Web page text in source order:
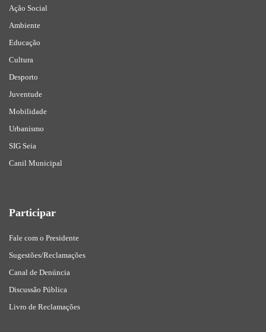
Ação Social
Ambiente
Educação
Cultura
Desporto
Juventude
Mobilidade
Urbanismo
SIG Seia
Canil Municipal
Participar
Fale com o Presidente
Sugestões/Reclamações
Canal de Denúncia
Discussão Pública
Livro de Reclamações